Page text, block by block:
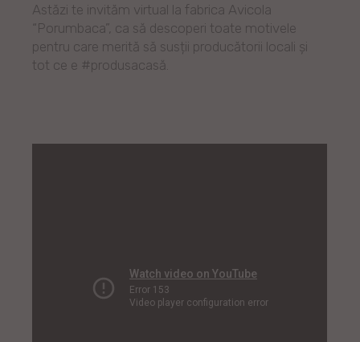
Astăzi te invităm virtual la fabrica Avicola
“Porumbaca”, ca să descoperi toate motivele
pentru care merită să susții producătorii locali și
tot ce e #produsacasă.